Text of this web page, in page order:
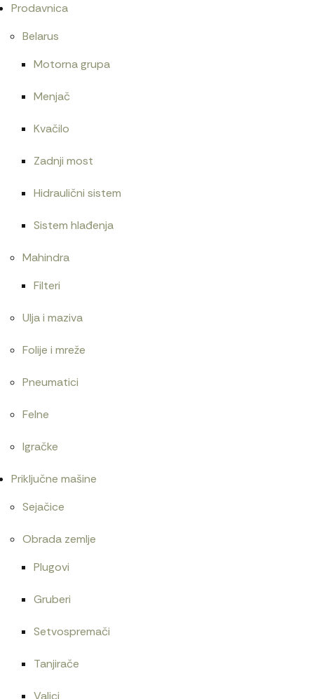
Prodavnica
Belarus
Motorna grupa
Menjač
Kvačilo
Zadnji most
Hidraulični sistem
Sistem hlađenja
Mahindra
Filteri
Ulja i maziva
Folije i mreže
Pneumatici
Felne
Igračke
Priključne mašine
Sejačice
Obrada zemlje
Plugovi
Gruberi
Setvospremači
Tanjirače
Valjci